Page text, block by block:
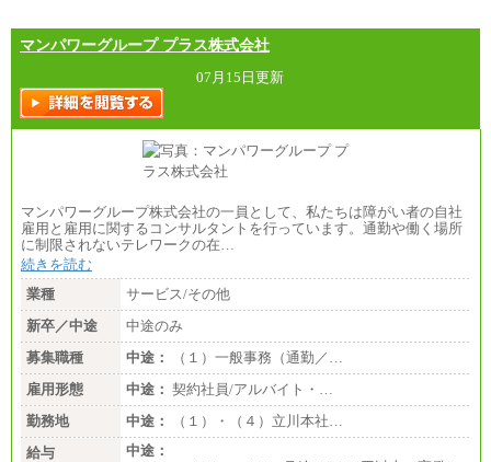
■（株）JTBグローバルマーケティング＆トラベル
訪日事業職 月給202,000～227,000円＋地域間調整
給
※詳細はJTBキャリアサイトよりご確認ください。
■(株)JTBビジネストランスフォーム
総合職 月給205,000～225,000円＋地域間調整給
エリア総合職 月給185,000円＋地域間調整給
■(株)JTBデータサービス ※2027年新卒募集終了
総合職 月給186,000～194,000円＋地域手当
■I&Jデジタルイノベーション(株)
総合職 月給224,500～242,600円＋地域手当
※詳細はJTBキャリアサイトよりご確認ください。
＜有期社員コース＞
■(株)JTBビジネストランスフォーム
有期契約職 月給185,000～195,000円
※詳細はJTBキャリアサイトよりご確認ください。
■(株)JTBパブリッシング ※2027年新卒募集終了
総合職 月給241,000円
マンパワーグループ プラス株式会社
07月15日更新
マンパワーグループ株式会社の一員として、私たちは障がい者の自社
雇用と雇用に関するコンサルタントを行っています。通勤や働く場所
に制限されないテレワークの在…
続きを読む
業種
サービス/その他
新卒／中途
中途のみ
募集職種
中途：
（１）一般事務（通勤／…
雇用形態
中途： 契約社員/アルバイト・…
勤務地
中途：
（１）・（４）立川本社…
給与
中途：